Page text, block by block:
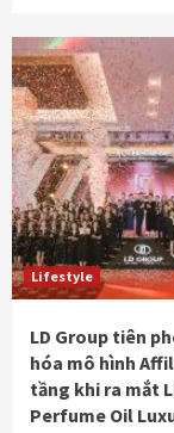
Lifestyle
LD Group tiên
hóa mô hình
tầng khi ra mắt
Perfume Oil